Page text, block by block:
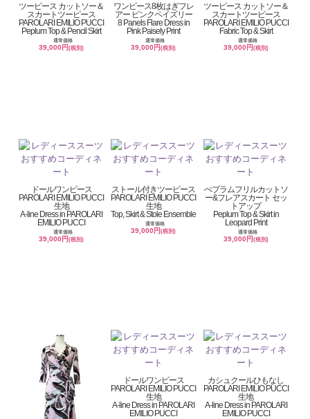
ツーピース カットソー＆
スカートツーピース
PAROLARI EMILIO PUCCI
Peplum Top & Pencil Skirt
通常価格
39,000円(税別)
ワンピース8枚はぎフレ
アー ピンクペイズリー
8 Panels Flare Dress in
Pink Paisely Print
通常価格
39,000円(税別)
ツーピース カットソー＆
スカートツーピース
PAROLARI EMILIO PUCCI
Fabric Top & Skirt
通常価格
39,000円 (税別)
ドールワンピース
PAROLARI EMILIO PUCCI
生地
A-line Dress in PAROLARI
EMILIO PUCCI
通常価格
39,000円(税別)
ストール付きツーピース
PAROLARI EMILIO PUCCI
生地
Top, Skirt & Stole Ensemble
通常価格
39,000円(税別)
ぺプラムフリルカットソ
ー&フレアスカート セッ
トアップ
Peplum Top & Skirt in
Leopard Print
通常価格
39,000円 (税別)
ドールワンピース
PAROLARI EMILIO PUCCI
生地
A-line Dress in PAROLARI
EMILIO PUCCI
カシュクールひもなし
PAROLARI EMILIO PUCCI
生地
A-line Dress in PAROLARI
EMILIO PUCCI